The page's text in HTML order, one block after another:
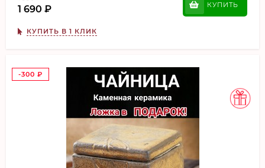
1 690 ₽ КУПИТЬ
КУПИТЬ В 1 КЛИК
-300 ₽